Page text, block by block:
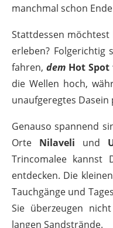
manchmal schon Ende
Stattdessen
erleben?
fahren, dem Hot
die Wellen hoch,
unaufgeregtes Dasein
Genauso spannend
Orte Nilaveli und
Trincomalee kannst
entdecken. Die
Tauchgänge und
Sie überzeugen
langen Sandstrände.